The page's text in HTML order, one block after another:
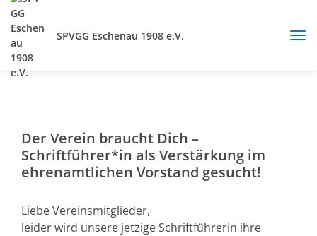
SPVGG Eschenau 1908 e.V.
Der Verein braucht Dich –
Schriftführer*in als Verstärkung im
ehrenamtlichen Vorstand gesucht!
Liebe Vereinsmitglieder,
leider wird unsere jetzige Schriftführerin ihre